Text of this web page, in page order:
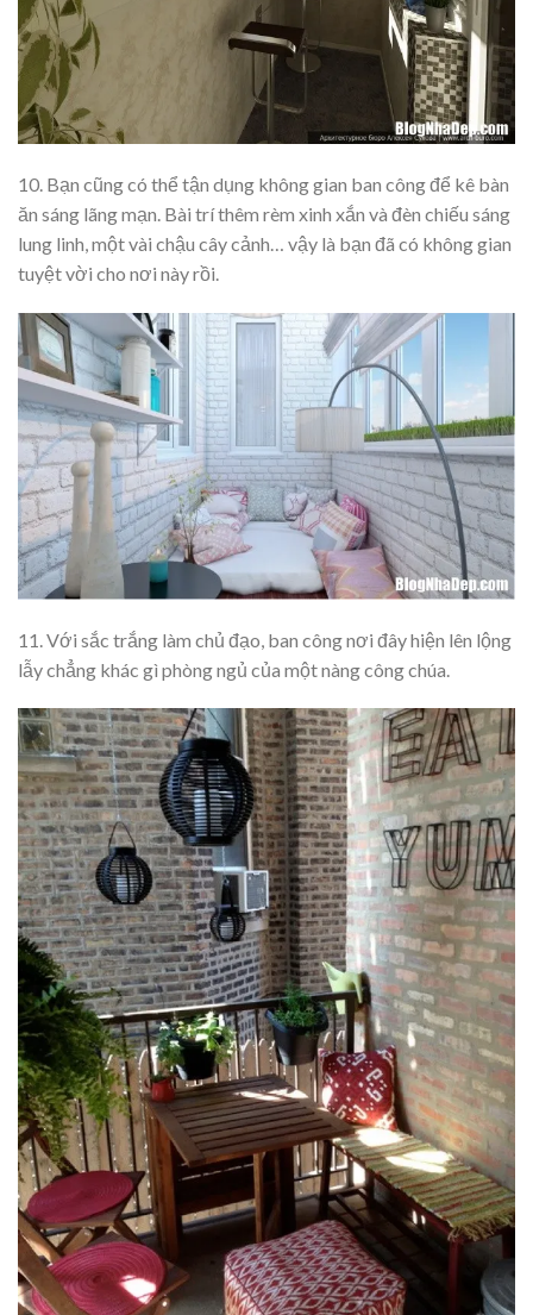
10. Bạn cũng có thể tận dụng không gian ban công để kê bàn
ăn sáng lãng mạn. Bài trí thêm rèm xinh xắn và đèn chiếu sáng
lung linh, một vài chậu cây cảnh… vậy là bạn đã có không gian
tuyệt vời cho nơi này rồi.
11. Với sắc trắng làm chủ đạo, ban công nơi đây hiện lên lộng
lẫy chẳng khác gì phòng ngủ của một nàng công chúa.